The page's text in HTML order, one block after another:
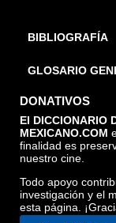
BIBLIOGRAFÍA
GLOSARIO
DONATIVOS
El DICCIONARIO
MEXICANO.COM
finalidad es
nuestro cine.
Todo apoyo
investigación y el
esta página.